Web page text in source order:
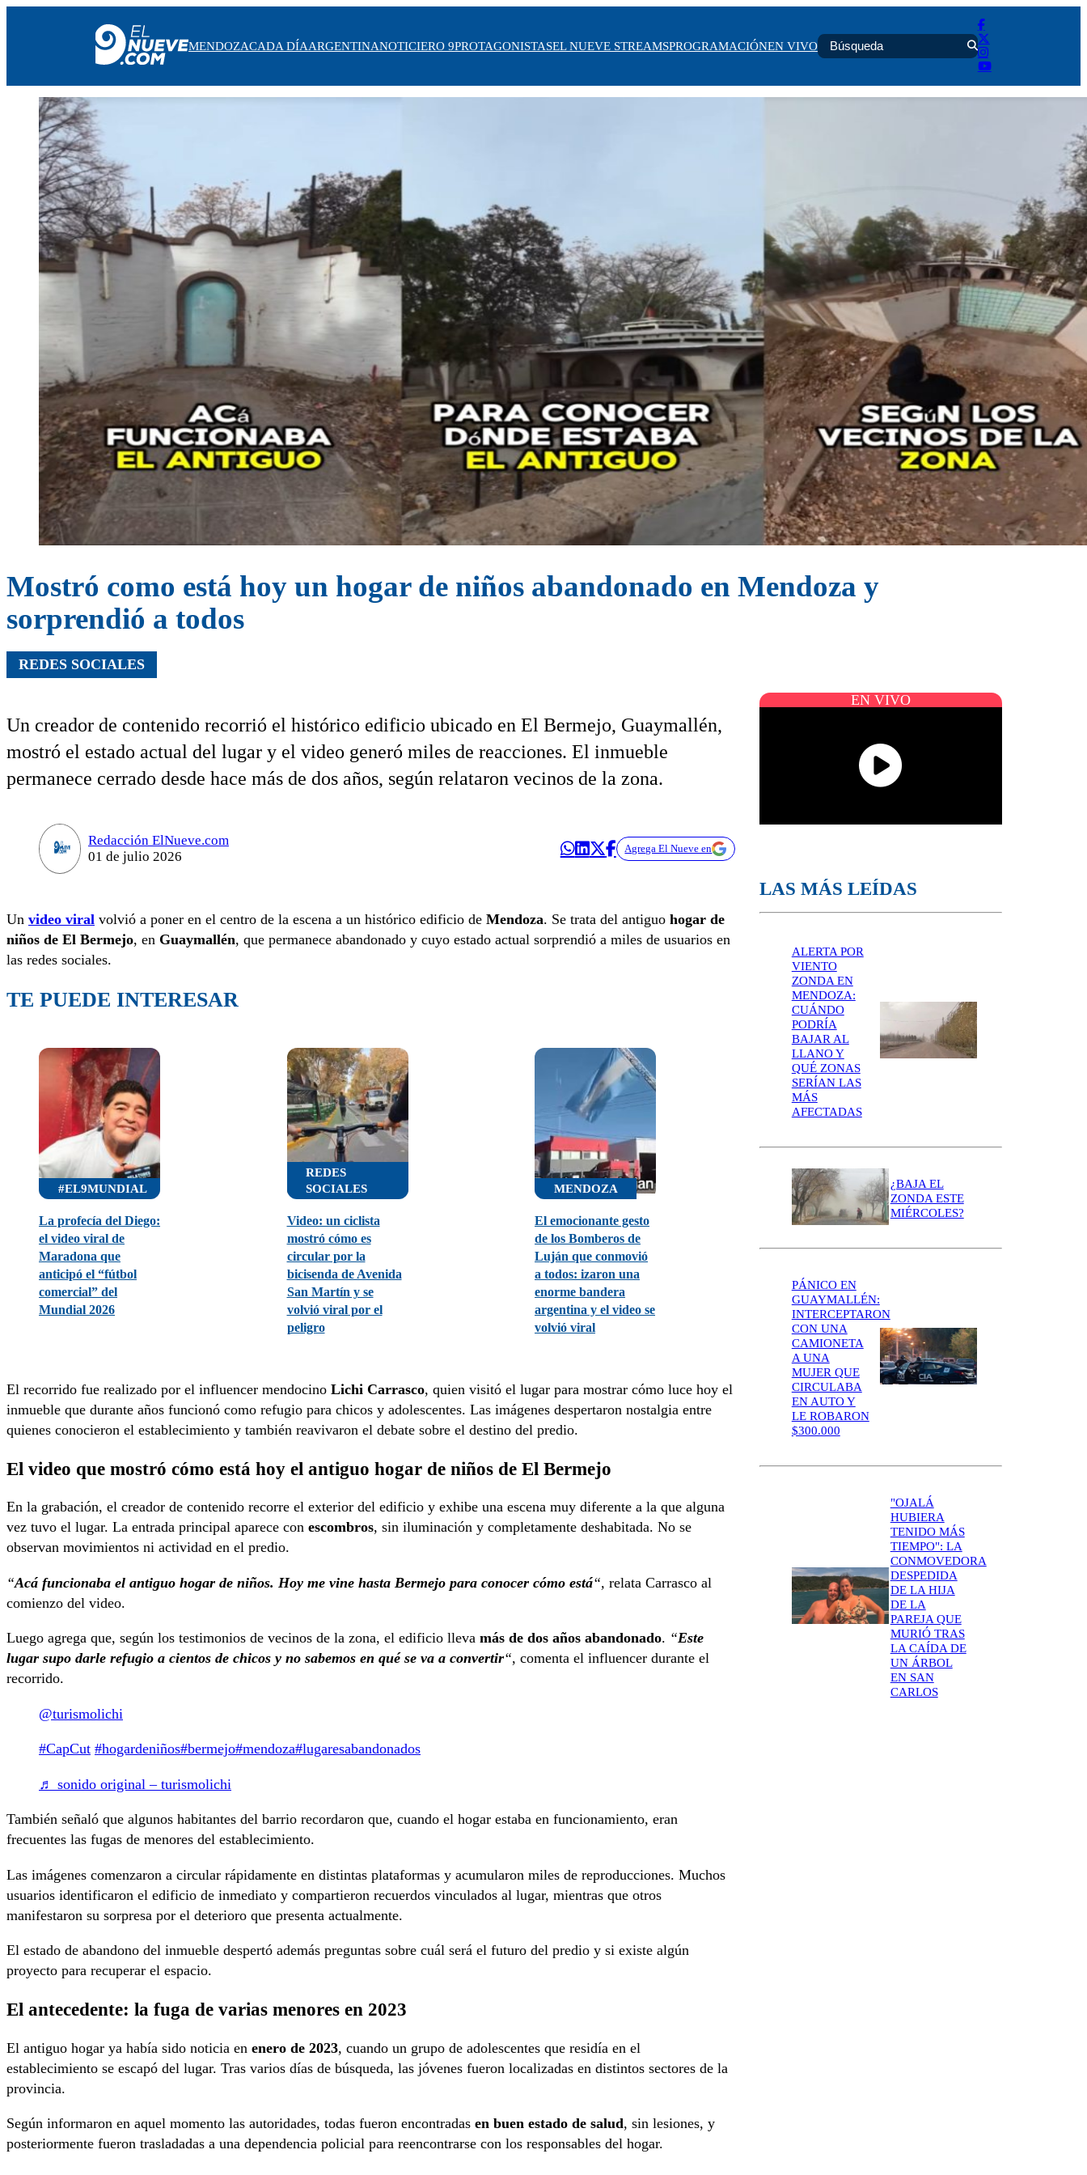
MENDOZA
CADA DÍA
ARGENTINA
NOTICIERO 9
PROTAGONISTAS
EL NUEVE STREAMS
PROGRAMACIÓN
EN VIVO
MENDOZACADA DÍAARGENTINANOTICIERO 9PROTAGONISTASEL NUEVE STREAMSPROGRAMACIÓNEN VIVO
Mostró como está hoy un hogar de niños abandonado en Mendoza y
sorprendió a todos
REDES SOCIALES
Un creador de contenido recorrió el histórico edificio ubicado en El Bermejo, Guaymallén,
mostró el estado actual del lugar y el video generó miles de reacciones. El inmueble
permanece cerrado desde hace más de dos años, según relataron vecinos de la zona.
Redacción ElNueve.com
01 de julio 2026
Agrega El Nueve en
Un video viral volvió a poner en el centro de la escena a un histórico edificio de Mendoza. Se trata del antiguo hogar de
niños de El Bermejo, en Guaymallén, que permanece abandonado y cuyo estado actual sorprendió a miles de usuarios en
las redes sociales.
TE PUEDE INTERESAR
#EL9MUNDIAL
La profecía del Diego:
el video viral de
Maradona que
anticipó el “fútbol
comercial” del
Mundial 2026
REDES
SOCIALES
Video: un ciclista
mostró cómo es
circular por la
bicisenda de Avenida
San Martín y se
volvió viral por el
peligro
MENDOZA
El emocionante gesto
de los Bomberos de
Luján que conmovió
a todos: izaron una
enorme bandera
argentina y el video se
volvió viral
El recorrido fue realizado por el influencer mendocino Lichi Carrasco, quien visitó el lugar para mostrar cómo luce hoy el
inmueble que durante años funcionó como refugio para chicos y adolescentes. Las imágenes despertaron nostalgia entre
quienes conocieron el establecimiento y también reavivaron el debate sobre el destino del predio.
El video que mostró cómo está hoy el antiguo hogar de niños de El Bermejo
En la grabación, el creador de contenido recorre el exterior del edificio y exhibe una escena muy diferente a la que alguna
vez tuvo el lugar. La entrada principal aparece con escombros, sin iluminación y completamente deshabitada. No se
observan movimientos ni actividad en el predio.
“Acá funcionaba el antiguo hogar de niños. Hoy me vine hasta Bermejo para conocer cómo está“, relata Carrasco al
comienzo del video.
Luego agrega que, según los testimonios de vecinos de la zona, el edificio lleva más de dos años abandonado. “Este
lugar supo darle refugio a cientos de chicos y no sabemos en qué se va a convertir“, comenta el influencer durante el
recorrido.
@turismolichi
#CapCut #hogardeniños#bermejo#mendoza#lugaresabandonados
♬ sonido original – turismolichi
También señaló que algunos habitantes del barrio recordaron que, cuando el hogar estaba en funcionamiento, eran
frecuentes las fugas de menores del establecimiento.
Las imágenes comenzaron a circular rápidamente en distintas plataformas y acumularon miles de reproducciones. Muchos
usuarios identificaron el edificio de inmediato y compartieron recuerdos vinculados al lugar, mientras que otros
manifestaron su sorpresa por el deterioro que presenta actualmente.
El estado de abandono del inmueble despertó además preguntas sobre cuál será el futuro del predio y si existe algún
proyecto para recuperar el espacio.
El antecedente: la fuga de varias menores en 2023
El antiguo hogar ya había sido noticia en enero de 2023, cuando un grupo de adolescentes que residía en el
establecimiento se escapó del lugar. Tras varios días de búsqueda, las jóvenes fueron localizadas en distintos sectores de la
provincia.
Según informaron en aquel momento las autoridades, todas fueron encontradas en buen estado de salud, sin lesiones, y
posteriormente fueron trasladadas a una dependencia policial para reencontrarse con los responsables del hogar.
EN VIVO
LAS MÁS LEÍDAS
ALERTA POR
VIENTO
ZONDA EN
MENDOZA:
CUÁNDO
PODRÍA
BAJAR AL
LLANO Y
QUÉ ZONAS
SERÍAN LAS
MÁS
AFECTADAS
¿BAJA EL
ZONDA ESTE
MIÉRCOLES?
PÁNICO EN
GUAYMALLÉN:
INTERCEPTARON
CON UNA
CAMIONETA
A UNA
MUJER QUE
CIRCULABA
EN AUTO Y
LE ROBARON
$300.000
"OJALÁ
HUBIERA
TENIDO MÁS
TIEMPO": LA
CONMOVEDORA
DESPEDIDA
DE LA HIJA
DE LA
PAREJA QUE
MURIÓ TRAS
LA CAÍDA DE
UN ÁRBOL
EN SAN
CARLOS